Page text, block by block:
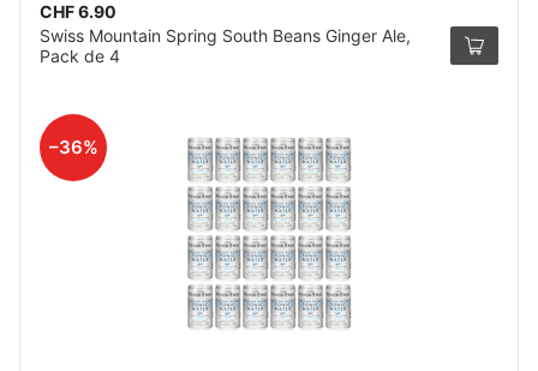
CHF 6.90
Swiss Mountain Spring South Beans Ginger Ale,
Pack de 4
–36%